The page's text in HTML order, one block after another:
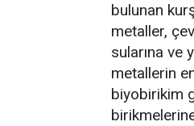
bulunan
metaller,
sularına ve
metallerin
biyobirikim